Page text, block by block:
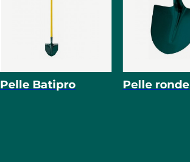
Pelle Batipro Pelle ronde